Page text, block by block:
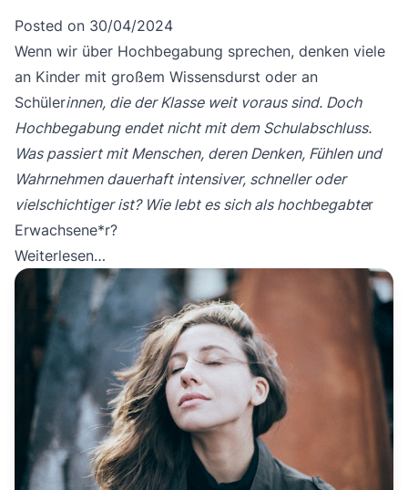
Posted on 30/04/2024
Wenn wir über Hochbegabung sprechen, denken viele
an Kinder mit großem Wissensdurst oder an
Schülerinnen, die der Klasse weit voraus sind. Doch
Hochbegabung endet nicht mit dem Schulabschluss.
Was passiert mit Menschen, deren Denken, Fühlen und
Wahrnehmen dauerhaft intensiver, schneller oder
vielschichtiger ist? Wie lebt es sich als hochbegabter
Erwachsene*r?
Weiterlesen…